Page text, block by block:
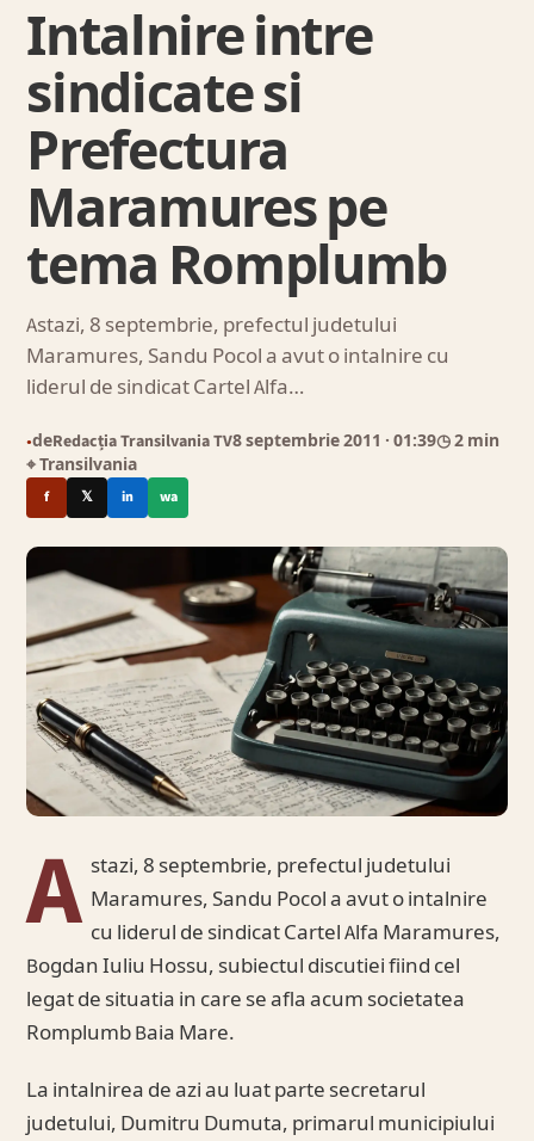
Intalnire intre
sindicate si
Prefectura
Maramures pe
tema Romplumb
Astazi, 8 septembrie, prefectul judetului
Maramures, Sandu Pocol a avut o intalnire cu
liderul de sindicat Cartel Alfa…
●deRedacția Transilvania TV8 septembrie 2011 · 01:39◷ 2 min
⌖ Transilvania
f 𝕏 in wa
A stazi, 8 septembrie, prefectul judetului
Maramures, Sandu Pocol a avut o intalnire
cu liderul de sindicat Cartel Alfa Maramures,
Bogdan Iuliu Hossu, subiectul discutiei fiind cel
legat de situatia in care se afla acum societatea
Romplumb Baia Mare.
La intalnirea de azi au luat parte secretarul
judetului, Dumitru Dumuta, primarul municipiului